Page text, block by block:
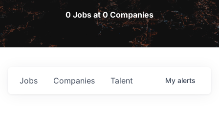
0 Jobs at 0 Companies
Jobs Companies Talent My alerts